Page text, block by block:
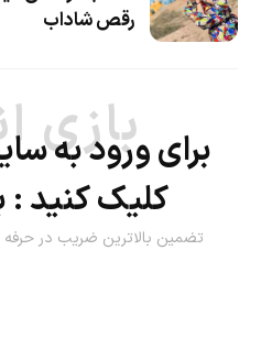
رقص شاداب
بازی
برای ورود به
کلیک کنید :
تضمین بالاترین ضریب در حرفه